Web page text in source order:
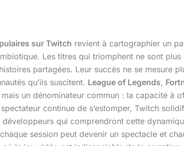
sur Twitch revient à cartographier un
Les titres qui triomphent ne sont
partagées. Leur succès ne se mesure
qu’ils suscitent. League of Legends,
un dénominateur commun : la capacité à
continue de s’estomper, Twitch
qui comprendront cette
session peut devenir un spectacle et